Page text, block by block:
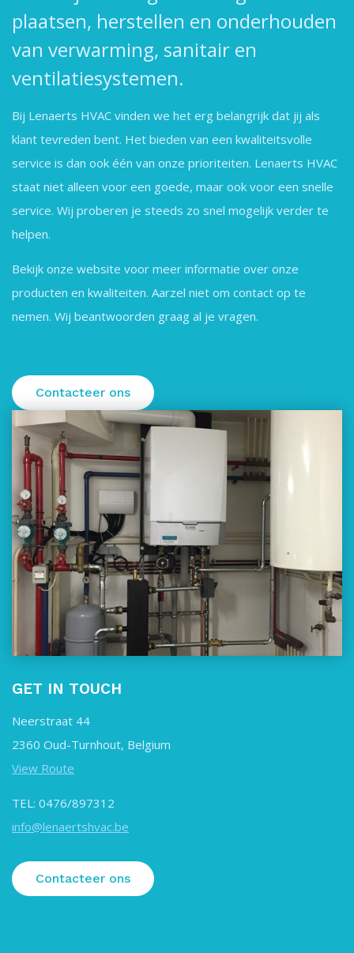
plaatsen, herstellen en onderhouden
van verwarming, sanitair en
ventilatiesystemen.
Bij Lenaerts HVAC vinden we het erg belangrijk dat jij als
klant tevreden bent. Het bieden van een kwaliteitsvolle
service is dan ook één van onze prioriteiten. Lenaerts HVAC
staat niet alleen voor een goede, maar ook voor een snelle
service. Wij proberen je steeds zo snel mogelijk verder te
helpen.
Bekijk onze website voor meer informatie over onze
producten en kwaliteiten. Aarzel niet om contact op te
nemen. Wij beantwoorden graag al je vragen.
Contacteer ons
GET IN TOUCH
Neerstraat 44
2360 Oud-Turnhout, Belgium
View Route
TEL: 0476/897312
info@lenaertshvac.be
Contacteer ons